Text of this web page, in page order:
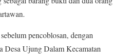
pencoblosan, dengan
Ujung Dalam Kecamatan